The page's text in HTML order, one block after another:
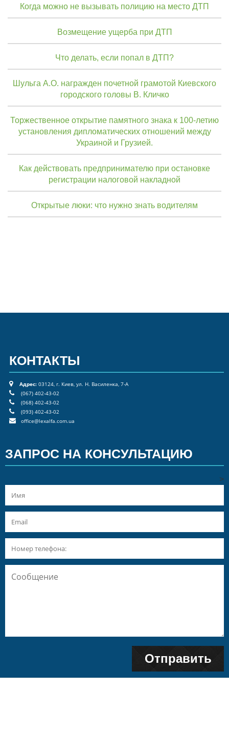
Когда можно не вызывать полицию на место ДТП
Возмещение ущерба при ДТП
Что делать, если попал в ДТП?
Шульга А.О. награжден почетной грамотой Киевского
городского головы В. Кличко
Торжественное открытие памятного знака к 100-летию
установления дипломатических отношений между
Украиной и Грузией.
Как действовать предпринимателю при остановке
регистрации налоговой накладной
Открытые люки: что нужно знать водителям
КОНТАКТЫ
Адрес: 03124, г. Киев, ул. Н. Василенка, 7-А
(067) 402-43-02
(068) 402-43-02
(093) 402-43-02
office@lexalfa.com.ua
ЗАПРОС НА КОНСУЛЬТАЦИЮ
>